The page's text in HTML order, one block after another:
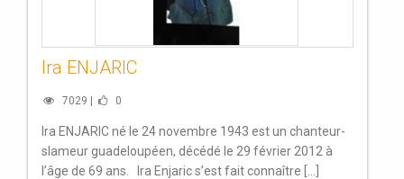
Ira ENJARIC
7029 | 0
Ira ENJARIC né le 24 novembre 1943 est un chanteur-
slameur guadeloupéen, décédé le 29 février 2012 à
l’âge de 69 ans. Ira Enjaric s’est fait connaître [...]